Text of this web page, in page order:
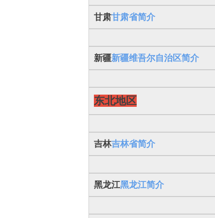
甘肃甘肃省简介
新疆新疆维吾尔自治区简介
东北地区
吉林吉林省简介
黑龙江黑龙江简介